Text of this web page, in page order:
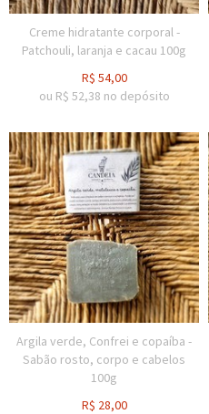
Creme hidratante corporal -
Patchouli, laranja e cacau 100g
R$ 54,00
ou R$ 52,38 no depósito
Argila verde, Confrei e copaíba -
Sabão rosto, corpo e cabelos
100g
R$ 28,00